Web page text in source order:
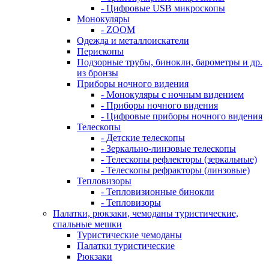
- Цифровые USB микроскопы
Монокуляры
- ZOOM
Одежда и металлоискатели
Перископы
Подзорные трубы, бинокли, барометры и др.
из бронзы
Приборы ночного видения
- Монокуляры с ночным видением
- Приборы ночного видения
- Цифровые приборы ночного видения
Телескопы
- Детские телескопы
- Зеркально-линзовые телескопы
- Телескопы рефлекторы (зеркальные)
- Телескопы рефракторы (линзовые)
Тепловизоры
- Тепловизионные бинокли
- Тепловизоры
Палатки, рюкзаки, чемоданы туристические,
спальные мешки
Туристические чемоданы
Палатки туристические
Рюкзаки